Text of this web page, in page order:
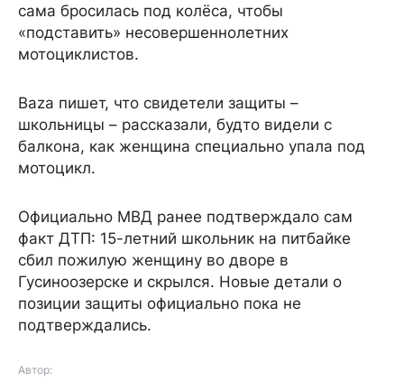
сама бросилась под колёса, чтобы
«подставить» несовершеннолетних
мотоциклистов.
Baza пишет, что свидетели защиты –
школьницы – рассказали, будто видели с
балкона, как женщина специально упала под
мотоцикл.
Официально МВД ранее подтверждало сам
факт ДТП: 15-летний школьник на питбайке
сбил пожилую женщину во дворе в
Гусиноозерске и скрылся. Новые детали о
позиции защиты официально пока не
подтверждались.
Автор: